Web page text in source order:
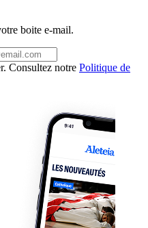
boite e-mail.
Consultez notre Politique de